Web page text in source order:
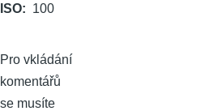
ISO 100
Pro vkládání
komentářů
se musíte